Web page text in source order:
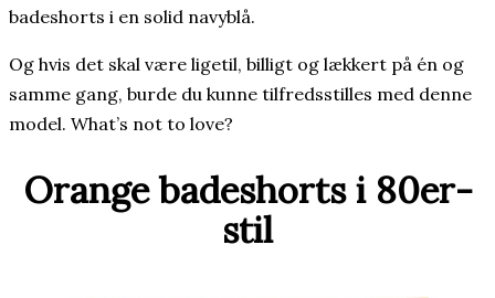
badeshorts i en solid navyblå.
Og hvis det skal være ligetil, billigt og lækkert på én og
samme gang, burde du kunne tilfredsstilles med denne
model. What’s not to love?
Orange badeshorts i 80er-
stil